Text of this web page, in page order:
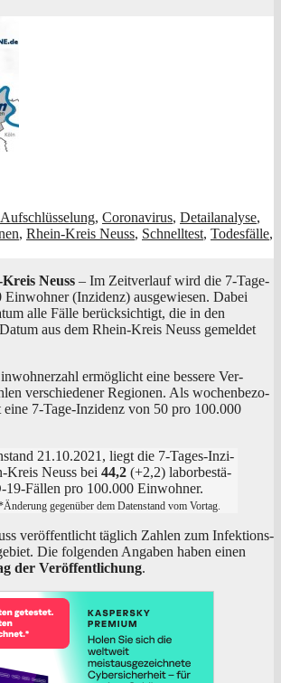
Aufschlüsselung, Coronavirus, Detailanalyse,
, Rhein-Kreis Neuss, Schnelltest, Todesfälle,
Neuss – Im Zeit­ver­lauf wird die 7‑Ta­ge-
(Inzi­denz) aus­ge­wie­sen. Dabei
alle Fäl­le berück­sich­tigt, die in den
aus dem Rhein-Kreis Neuss gemel­det
ermög­licht eine bes­se­re Ver­
ver­schie­de­ner Regio­nen. Als wochen­be­zo­
7‑Ta­ge-Inzi­denz von 50 pro 100.000
21.10.2021, liegt die 7‑Ta­ges-Inzi­
Kreis Neuss bei 44,2 (+2,2) labor­be­stä­
Fäl­len pro 100.000 Ein­woh­ner.
gegen­über dem Daten­stand vom Vortag.
ver­öf­fent­licht täg­lich Zah­len zum Infek­ti­ons­
Die fol­gen­den Anga­ben haben einen
der Ver­öf­fent­li­chung.